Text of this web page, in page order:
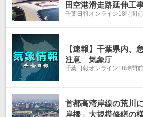
田空港滑走路延伸工
千葉日報オンライン18時間前
【速報】千葉県内、
注意 気象庁
千葉日報オンライン18時間前
首都高湾岸線の荒川
岸橋」大規模修繕の